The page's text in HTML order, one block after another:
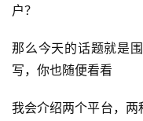
户？
那么今天的话题就是
写，你也随便看看
我会介绍两个平台，